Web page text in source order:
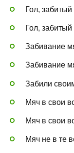
Гол,
Гол,
Забивание
Забивание
Забили
Мяч в свои
Мяч в свои
Мяч не в те